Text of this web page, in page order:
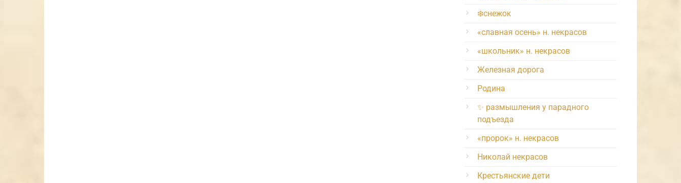
❄️снежок
«славная осень» н. некрасов
«школьник» н. некрасов
Железная дорога
Родина
✨ размышления у парадного
подъезда
«пророк» н. некрасов
Николай некрасов
Крестьянские дети